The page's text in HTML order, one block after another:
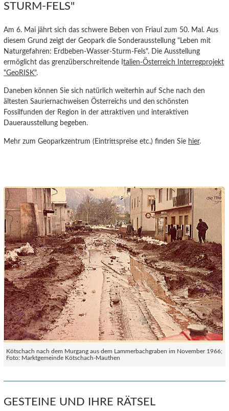
STURM-FELS"
Am 6. Mai jährt sich das schwere Beben von Friaul zum 50. Mal. Aus
diesem Grund zeigt der Geopark die Sonderausstellung "Leben mit
Naturgefahren: Erdbeben-Wasser-Sturm-Fels". Die Ausstellung
ermöglicht das grenzüberschreitende Italien-Österreich Interregprojekt
"GeoRISK".
Daneben können Sie sich natürlich weiterhin auf Sche nach den
ältesten Sauriernachweisen Österreichs und den schönsten
Fossilfunden der Region in der attraktiven und interaktiven
Dauerausstellung begeben.
Mehr zum Geoparkzentrum (Eintrittspreise etc.) finden Sie hier.
Kötschach nach dem Murgang aus dem Lammerbachgraben im November 1966;
Foto: Marktgemeinde Kötschach-Mauthen
GESTEINE UND IHRE RÄTSEL